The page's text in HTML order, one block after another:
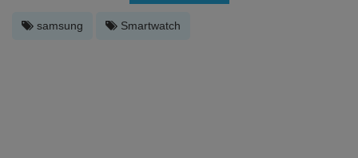
samsung Smartwatch